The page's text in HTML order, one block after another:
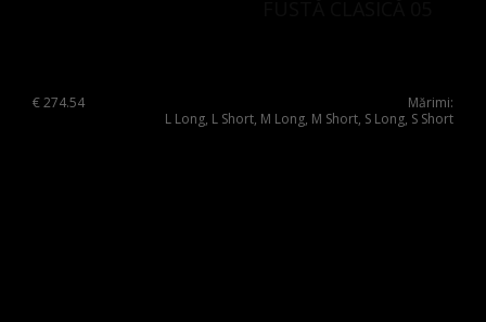
€274.54
Mărimi:
L Long, L Short, M Long, M Short, S Long, S Short